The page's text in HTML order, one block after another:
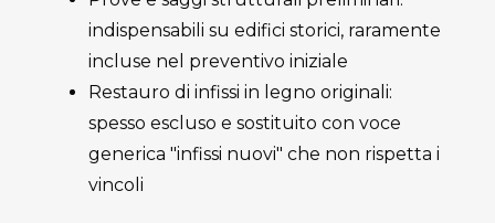
indispensabili su edifici storici, raramente
incluse nel preventivo iniziale
Restauro di infissi in legno originali:
spesso escluso e sostituito con voce
generica "infissi nuovi" che non rispetta i
vincoli